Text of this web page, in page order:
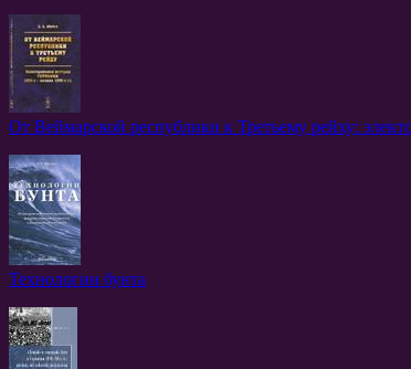
От Веймарской республики к Третьему рейху:
Технологии бунта